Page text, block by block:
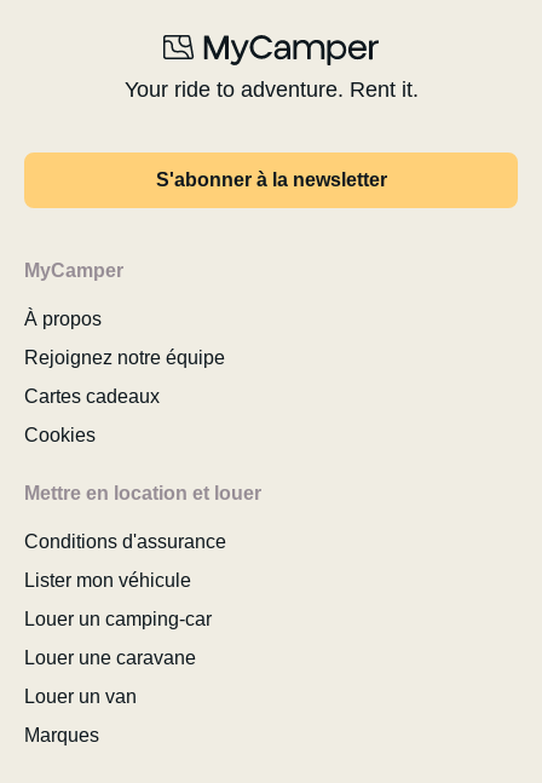
Your ride to adventure. Rent it.
S'abonner à la newsletter
MyCamper
À propos
Rejoignez notre équipe
Cartes cadeaux
Cookies
Mettre en location et louer
Conditions d'assurance
Lister mon véhicule
Louer un camping-car
Louer une caravane
Louer un van
Marques